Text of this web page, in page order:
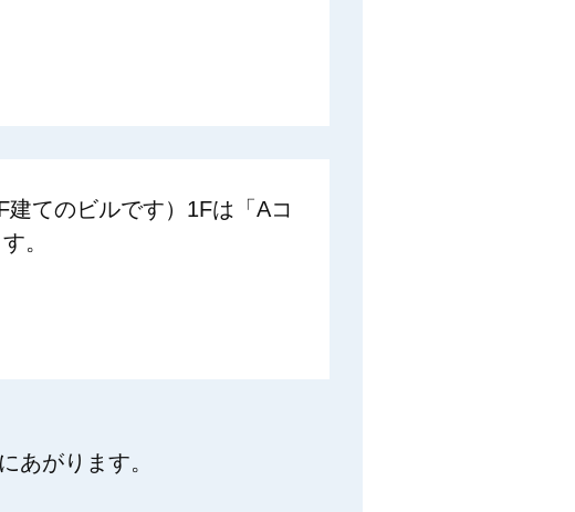
建てのビルです）1Fは「Aコ
。
あがります。